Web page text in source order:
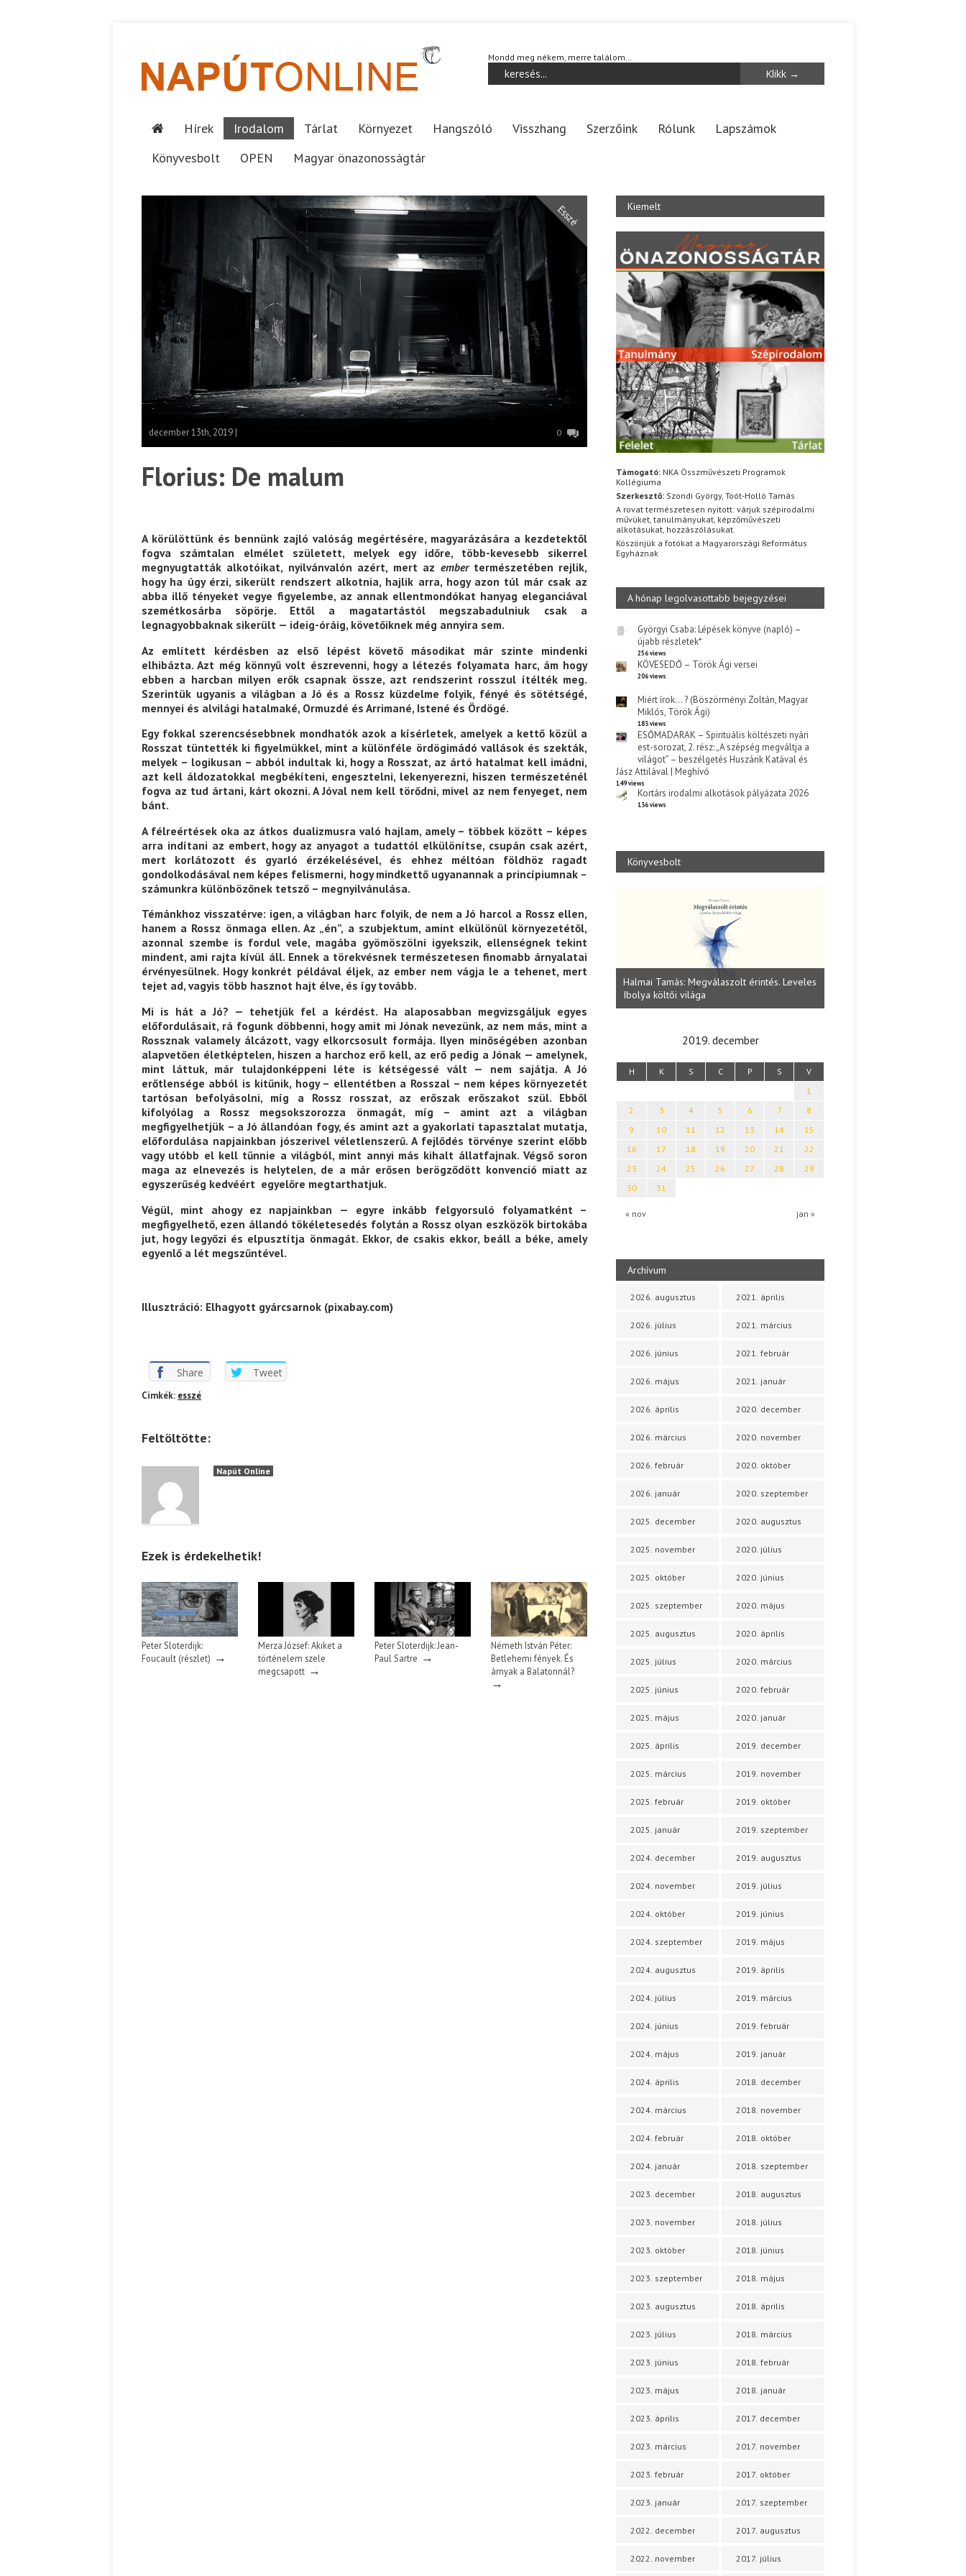
Mondd meg nékem, merre találom…
Hírek Irodalom Tárlat Környezet Hangszóló Visszhang Szerzőink Rólunk
Lapszámok
Könyvesbolt
OPEN Magyar önazonosságtár
Esszé
december 13th, 2019 | 0
Florius: De malum
A körülöttünk és bennünk zajló valóság megértésére, magyarázására a kezdetektől
fogva számtalan elmélet született, melyek egy időre, több-kevesebb sikerrel
megnyugtatták alkotóikat, nyilvánvalón azért, mert az embertermészetében rejlik,
hogy ha úgy érzi, sikerült rendszert alkotnia, hajlik arra, hogy azon túl már csak az
abba illő tényeket vegye figyelembe, az annak ellentmondókat hanyag eleganciával
szemétkosárba söpörje. Ettől a magatartástól megszabadulniuk csak a
legnagyobbaknak sikerült — ideig-óráig, követőiknek még annyira sem.
Az említett kérdésben az első lépést követő másodikat már szinte mindenki
elhibázta. Azt még könnyű volt észrevenni, hogy a létezés folyamata harc, ám hogy
ebben a harcban milyen erők csapnak össze, azt rendszerint rosszul ítélték meg.
Szerintük ugyanis a világban a Jó és a Rossz küzdelme folyik, fényé és sötétségé,
mennyei és alvilági hatalmaké, Ormuzdé és Arrimané, Istené és Ördögé.
Egy fokkal szerencsésebbnek mondhatók azok a kísérletek, amelyek a kettő közül a
Rosszat tüntették ki figyelmükkel, mint a különféle ördögimádó vallások és szekták,
melyek – logikusan – abból indultak ki, hogy a Rosszat, az ártó hatalmat kell imádni,
azt kell áldozatokkal megbékíteni, engesztelni, lekenyerezni, hiszen természeténél
fogva az tud ártani, kárt okozni. A Jóval nem kell törődni, mivel az nem fenyeget, nem
bánt.
A félreértések oka az átkos dualizmusra való hajlam, amely – többek között – képes
arra indítani az embert, hogy az anyagot a tudattól elkülönítse, csupán csak azért,
mert korlátozott és gyarló érzékelésével, és ehhez méltóan földhöz ragadt
gondolkodásával nem képes felismerni, hogy mindkettő ugyanannak a princípiumnak –
számunkra különbözőnek tetsző – megnyilvánulása.
Témánkhoz visszatérve: igen, a világban harc folyik, de nem a Jó harcol a Rossz ellen,
hanem a Rossz önmaga ellen. Az „én”, a szubjektum, amint elkülönül környezetétől,
azonnal szembe is fordul vele, magába gyömöszölni igyekszik, ellenségnek tekint
mindent, ami rajta kívül áll. Ennek a törekvésnek természetesen finomabb árnyalatai
érvényesülnek. Hogy konkrét példával éljek, az ember nem vágja le a tehenet, mert
tejet ad, vagyis több hasznot hajt élve, és így tovább.
Mi is hát a Jó? — tehetjük fel a kérdést. Ha alaposabban megvizsgáljuk egyes
előfordulásait, rá fogunk döbbenni, hogy amit mi Jónak nevezünk, az nem más, mint a
Rossznak valamely álcázott, vagy elkorcsosult formája. Ilyen minőségében azonban
alapvetően életképtelen, hiszen a harchoz erő kell, az erő pedig a Jónak — amelynek,
mint láttuk, már tulajdonképpeni léte is kétségessé vált — nem sajátja. A Jó
erőtlensége abból is kitűnik, hogy – ellentétben a Rosszal – nem képes környezetét
tartósan befolyásolni, míg a Rossz rosszat, az erőszak erőszakot szül. Ebből
kifolyólag a Rossz megsokszorozza önmagát, míg – amint azt a világban
megfigyelhetjük – a Jó állandóan fogy, és amint azt a gyakorlati tapasztalat mutatja,
előfordulása napjainkban jószerivel véletlenszerű. A fejlődés törvénye szerint előbb
vagy utóbb el kell tűnnie a világból, mint annyi más kihalt állatfajnak. Végső soron
maga az elnevezés is helytelen, de a már erősen berögződött konvenció miatt az
egyszerűség kedvéért egyelőre megtarthatjuk.
Végül, mint ahogy ez napjainkban — egyre inkább felgyorsuló folyamatként –
megfigyelhető, ezen állandó tökéletesedés folytán a Rossz olyan eszközök birtokába
jut, hogy legyőzi és elpusztítja önmagát. Ekkor, de csakis ekkor, beáll a béke, amely
egyenlő a lét megszűntével.
Illusztráció: Elhagyott gyárcsarnok (pixabay.com)
Share Tweet
Cimkék: esszé
Feltöltötte:
Napút Online
Ezek is érdekelhetik!
Peter Sloterdijk:
Foucault (részlet) →
Merza József: Akiket a
történelem szele
megcsapott →
Peter Sloterdijk: Jean-
Paul Sartre →
Németh István Péter:
Betlehemi fények. És
árnyak a Balatonnál?
→
Kiemelt
Támogató: NKA Összművészeti Programok
Kollégiuma
Szerkesztő: Szondi György, Toót-Holló Tamás
A rovat természetesen nyitott: várjuk szépirodalmi
művüket, tanulmányukat, képzőművészeti
alkotásukat, hozzászólásukat.
Köszönjük a fotókat a Magyarországi Református
Egyháznak
A hónap legolvasottabb bejegyzései
Györgyi Csaba: Lépések könyve (napló) –
újabb részletek*
256 views
KÖVESEDŐ – Török Ági versei
206 views
Miért írok… ? (Böszörményi Zoltán, Magyar
Miklós, Török Ági)
183 views
ESŐMADARAK – Spirituális költészeti nyári
est-sorozat, 2. rész: „A szépség megváltja a
világot” – beszélgetés Huszárik Katával és
Jász Attilával | Meghívó
149 views
Kortárs irodalmi alkotások pályázata 2026
136 views
Könyvesbolt
Parvathy Baul: A NAGY LELKEK DALAI.
Bevezetés a bául ösvénybe (Fordította:
Rideg Zsófia)
Halmai Tamás: Megválaszolt érintés. Leveles
Ibolya költői világa
2019. december
H K S C P S V
« nov jan »
1
2
3 4 5 6 7
8
9
10 11 12 13 14
15
16
17 18 19 20 21
22
23
24 25 26 27 28
29
30
31
Archívum
2026. augusztus
2026. július
2026. június
2026. május
2026. április
2026. március
2026. február
2026. január
2025. december
2025. november
2025. október
2025. szeptember
2025. augusztus
2025. július
2025. június
2025. május
2025. április
2025. március
2025. február
2025. január
2024. december
2024. november
2024. október
2024. szeptember
2024. augusztus
2024. július
2024. június
2024. május
2024. április
2024. március
2024. február
2024. január
2023. december
2023. november
2023. október
2023. szeptember
2023. augusztus
2023. július
2023. június
2023. május
2023. április
2023. március
2023. február
2023. január
2022. december
2022. november
2021. április
2021. március
2021. február
2021. január
2020. december
2020. november
2020. október
2020. szeptember
2020. augusztus
2020. július
2020. június
2020. május
2020. április
2020. március
2020. február
2020. január
2019. december
2019. november
2019. október
2019. szeptember
2019. augusztus
2019. július
2019. június
2019. május
2019. április
2019. március
2019. február
2019. január
2018. december
2018. november
2018. október
2018. szeptember
2018. augusztus
2018. július
2018. június
2018. május
2018. április
2018. március
2018. február
2018. január
2017. december
2017. november
2017. október
2017. szeptember
2017. augusztus
2017. július